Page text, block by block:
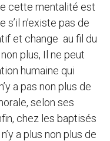
cette mentalité est
n’existe pas de
et change au fil du
plus, Il ne peut
humaine qui
a pas non plus de
selon ses
chez les baptisés
a plus non plus de